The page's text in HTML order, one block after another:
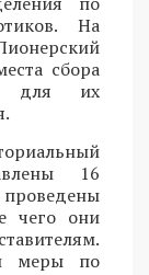
На
сбора
для их
16
проведены
чего они
меры по